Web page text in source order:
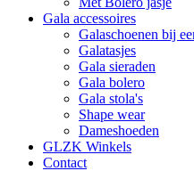
Gala accessoires
Galaschoenen bij
Galatasjes
Gala sieraden
Gala bolero
Gala stola's
Shape wear
Dameshoeden
GLZK Winkels
Contact